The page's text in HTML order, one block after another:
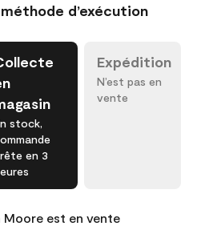
d’exécution
stock,
en 3
Expédition
N’est pas en
vente
Moore est en vente